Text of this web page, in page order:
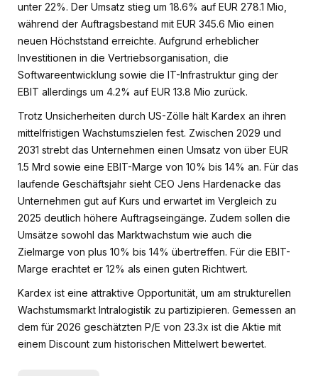
unter 22%. Der Umsatz stieg um 18.6% auf EUR 278.1 Mio,
während der Auftragsbestand mit EUR 345.6 Mio einen
neuen Höchststand erreichte. Aufgrund erheblicher
Investitionen in die Vertriebsorganisation, die
Softwareentwicklung sowie die IT-Infrastruktur ging der
EBIT allerdings um 4.2% auf EUR 13.8 Mio zurück.
Trotz Unsicherheiten durch US-Zölle hält Kardex an ihren
mittelfristigen Wachstumszielen fest. Zwischen 2029 und
2031 strebt das Unternehmen einen Umsatz von über EUR
1.5 Mrd sowie eine EBIT-Marge von 10% bis 14% an. Für das
laufende Geschäftsjahr sieht CEO Jens Hardenacke das
Unternehmen gut auf Kurs und erwartet im Vergleich zu
2025 deutlich höhere Auftragseingänge. Zudem sollen die
Umsätze sowohl das Marktwachstum wie auch die
Zielmarge von plus 10% bis 14% übertreffen. Für die EBIT-
Marge erachtet er 12% als einen guten Richtwert.
Kardex ist eine attraktive Opportunität, um am strukturellen
Wachstumsmarkt Intralogistik zu partizipieren. Gemessen an
dem für 2026 geschätzten P/E von 23.3x ist die Aktie mit
einem Discount zum historischen Mittelwert bewertet.